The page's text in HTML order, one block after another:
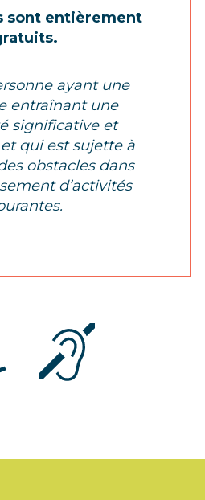
sont entièrement
ayant une
entraînant une
significative et
qui est sujette à
obstacles dans
d’activités